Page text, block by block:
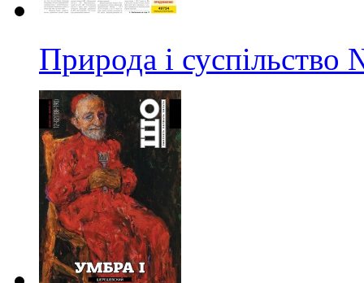
Природа і суспільство